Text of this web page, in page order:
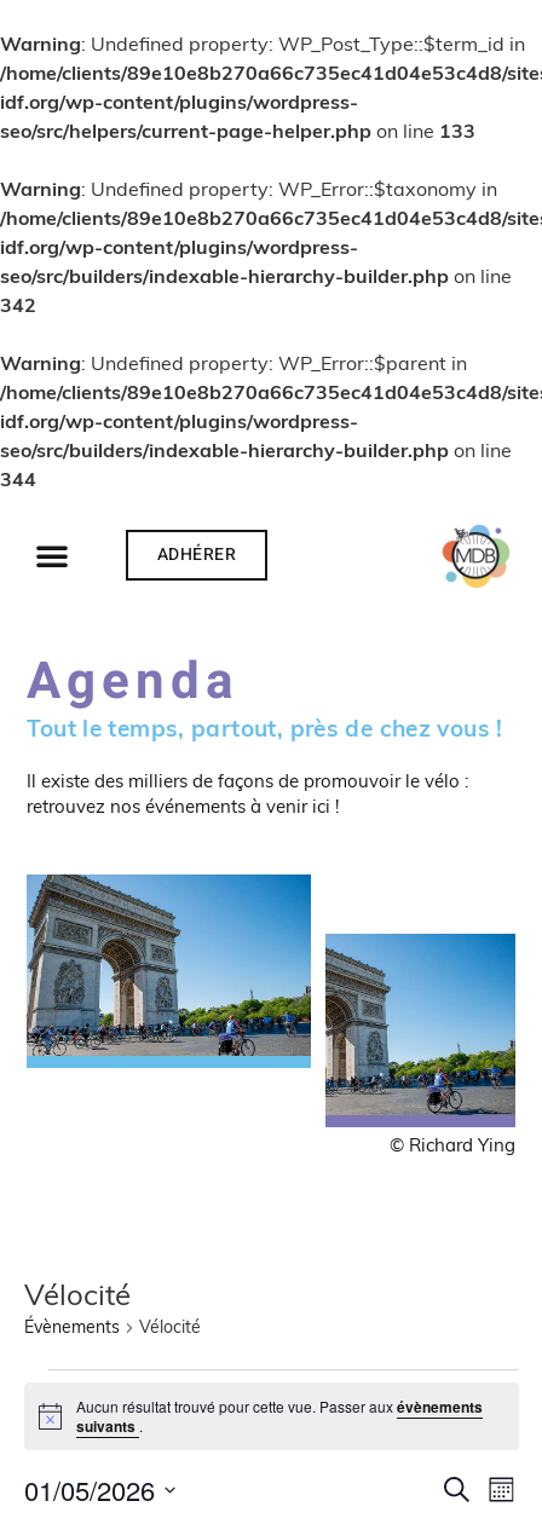
Warning: Undefined property: WP_Post_Type::$term_id in
/home/clients/89e10e8b270a66c735ec41d04e53c4d8/
idf.org/wp-content/plugins/wordpress-
seo/src/helpers/current-page-helper.php on line 133
Warning: Undefined property: WP_Error::$taxonomy in
/home/clients/89e10e8b270a66c735ec41d04e53c4d8/
idf.org/wp-content/plugins/wordpress-
seo/src/builders/indexable-hierarchy-builder.php on line
342
Warning: Undefined property: WP_Error::$parent in
/home/clients/89e10e8b270a66c735ec41d04e53c4d8/
idf.org/wp-content/plugins/wordpress-
seo/src/builders/indexable-hierarchy-builder.php on line
344
ADHÉRER
Agenda
Tout le temps, partout, près de chez vous !
Il existe des milliers de façons de promouvoir le vélo :
retrouvez nos événements à venir ici !
© Richard Ying
Vélocité
Évènements Vélocité
Notice
Aucun résultat trouvé pour cette vue. Passer auxévènements
suivants .
Recherche
Mois
01/05/2026